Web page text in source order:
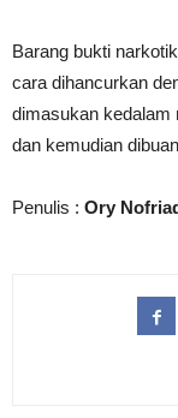
Barang bukti
cara dihancurkan
dimasukan kedalam
dan kemudian
Penulis : Ory